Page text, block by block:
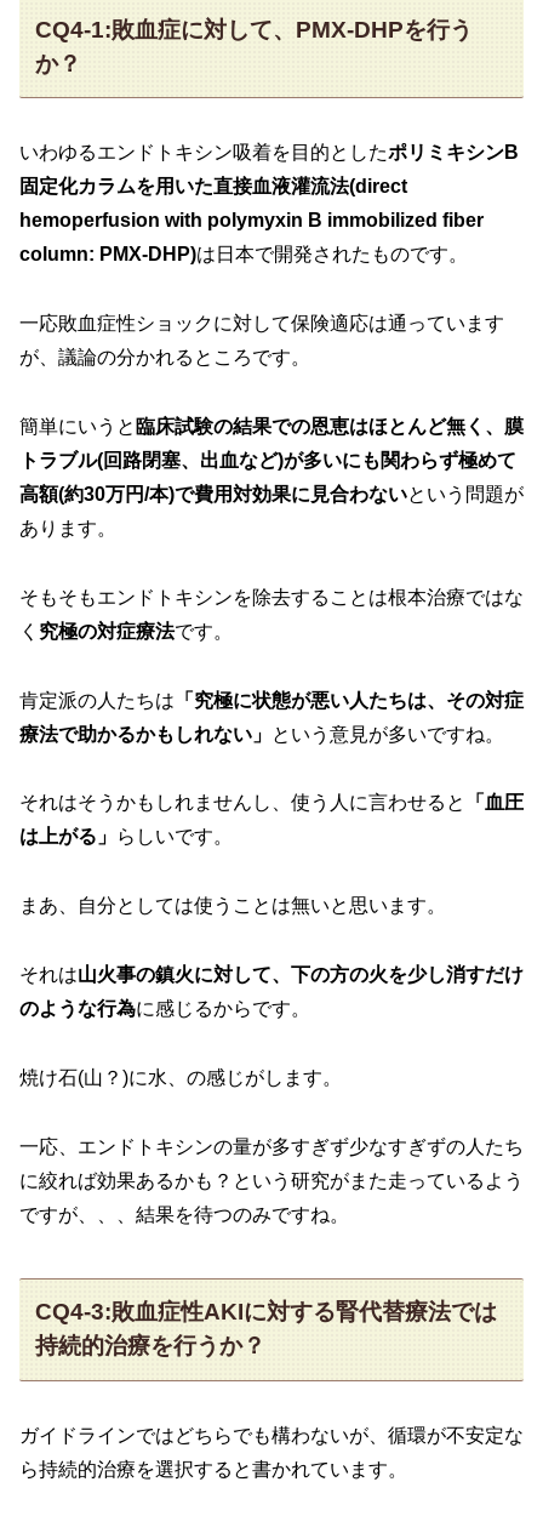
CQ4-1:敗血症に対して、PMX-DHPを行う
か？
いわゆるエンドトキシン吸着を目的としたポリミキシンB
固定化カラムを用いた直接血液灌流法(direct
hemoperfusion with polymyxin B immobilized fiber
column: PMX-DHP)は日本で開発されたものです。
一応敗血症性ショックに対して保険適応は通っています
が、議論の分かれるところです。
簡単にいうと 臨床試験の結果での恩恵はほとんど無く、膜
トラブル(回路閉塞、出血など)が多いにも関わらず極めて
高額(約30万円/本)で費用対効果に見合わないという問題が
あります。
そもそもエンドトキシンを除去することは根本治療ではな
く 究極の対症療法です。
肯定派の人たちは 「究極に状態が悪い人たちは、その対症
療法で助かるかもしれない」 という意見が多いですね。
それはそうかもしれませんし、使う人に言わせると
「血圧
は上がる」 らしいです。
まあ、自分としては使うことは無いと思います。
それは山火事の鎮火に対して、下の方の火を少し消すだけ
のような行為に感じるからです。
焼け石(山？)に水、の感じがします。
一応、エンドトキシンの量が多すぎず少なすぎずの人たち
に絞れば効果あるかも？という研究がまた走っているよう
ですが、、、結果を待つのみですね。
CQ4-3:敗血症性AKIに対する腎代替療法では
持続的治療を行うか？
ガイドラインではどちらでも構わないが、循環が不安定な
ら持続的治療を選択すると書かれています。